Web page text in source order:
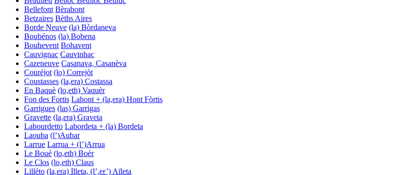
Bellefont Bèrahont
Betzaires Bèths Aires
Borde Neuve (la) Bòrdaneva
Boubénos (la) Bobena
Bouhevent Bohavent
Cauvignac Cauvinhac
Cazeneuve Casanava, Casanèva
Couréjot (lo) Correjòt
Coustasses (la,era) Costassa
En Baquè (lo,eth) Vaquèr
Fon des Fortis Lahont + (la,era) Hont Fòrtis
Garrigues (las) Garrigas
Gravette (la,era) Graveta
Labourdetto Labordeta + (la) Bordeta
Laouba (l’)Aubar
Larrue Larrua + (l’)Arrua
Le Boué (lo,eth) Boèr
Le Clos (lo,eth) Claus
Lilléto (la,era) Illeta, (l’,er’) Aïleta